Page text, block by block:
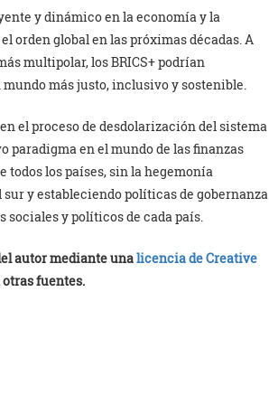
y dinámico en la economía y la
orden global en las próximas décadas. A
multipolar, los BRICS+ podrían
más justo, inclusivo y sostenible.
el proceso de desdolarización del sistema
en el mundo de las finanzas
todos los países, sin la hegemonía
y estableciendo políticas de gobernanza
sociales y políticos de cada país.
autor mediante unalicencia de Creative
fuentes.